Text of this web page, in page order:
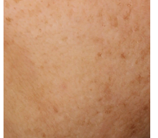
預計送達日期8/10/26
預計送達日期 8/11/26
預計送達日期 8/10/26
預計送達日期 8/10/26